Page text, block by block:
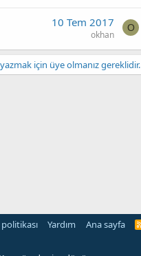
10 Tem 2017
okhan
O
için üye olmanız gereklidir.
Yardım Ana sayfa